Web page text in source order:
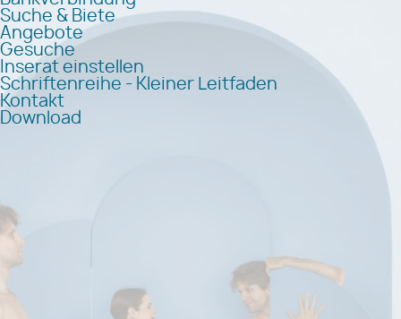
Suche & Biete
Angebote
Gesuche
Inserat einstellen
Schriftenreihe - Kleiner Leitfaden
Kontakt
Download